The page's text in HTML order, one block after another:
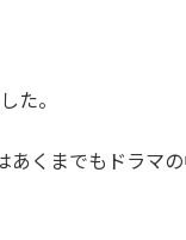
た。
くまでもドラマの